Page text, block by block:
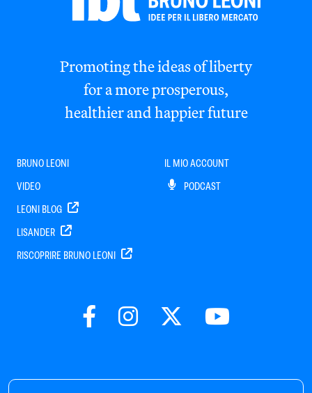
Promoting the ideas of liberty
for a more prosperous,
healthier and happier future
BRUNO LEONI
VIDEO
LEONI BLOG
LISANDER
RISCOPRIRE BRUNO LEONI
IL MIO ACCOUNT
PODCAST